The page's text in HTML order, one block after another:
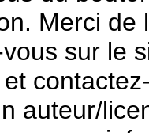
Merci de
sur le
auteur/